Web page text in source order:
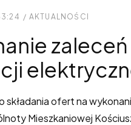
/ AKTUALNOŚCI
składania ofert na
Mieszkaniowej